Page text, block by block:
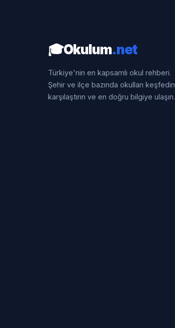
🎓Okulum.net
Türkiye'nin en kapsamlı okul rehberi.
Şehir ve ilçe bazında okulları keşfedin,
karşılaştırın ve en doğru bilgiye ulaşın.